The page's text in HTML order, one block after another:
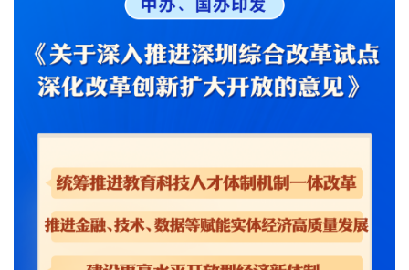
极客圈
经济
城建
科教
健康
悠游